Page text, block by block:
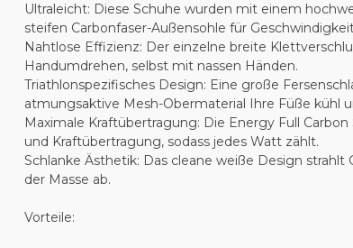
Ultraleicht: Diese Schuhe wurden mit einem
steifen Carbonfaser-Außensohle für
Nahtlose Effizienz: Der einzelne breite
Handumdrehen, selbst mit nassen Händen.
Triathlonspezifisches Design: Eine große
atmungsaktive Mesh-Obermaterial Ihre Füße kühl
Maximale Kraftübertragung: Die Energy Full
und Kraftübertragung, sodass jedes Watt zählt.
Schlanke Ästhetik: Das cleane weiße Design
der Masse ab.
Vorteile: